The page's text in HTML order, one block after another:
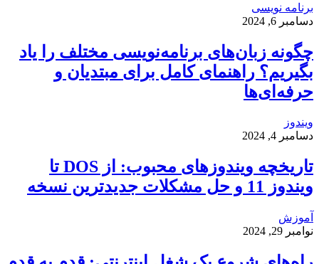
برنامه نویسی
دسامبر 6, 2024
چگونه زبان‌های برنامه‌نویسی مختلف را یاد
بگیریم؟ راهنمای کامل برای مبتدیان و
حرفه‌ای‌ها
ویندوز
دسامبر 4, 2024
تاریخچه ویندوزهای محبوب: از DOS تا
ویندوز 11 و حل مشکلات جدیدترین نسخه
آموزش
نوامبر 29, 2024